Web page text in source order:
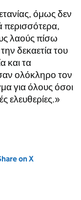
όμως δεν
περισσότερα,
λαούς πίσω
δεκαετία του
και τα
ολόκληρο τον
για όλους όσοι
ελευθερίες.»
tab)on X